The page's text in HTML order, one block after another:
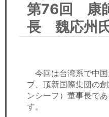
コンサルティング
リサーチ
経済ニュース
労務顧問
第76回 康
長 魏応州
今回は台湾系で中
プ、頂新国際集団の
ンシーフ）董事長で
す。